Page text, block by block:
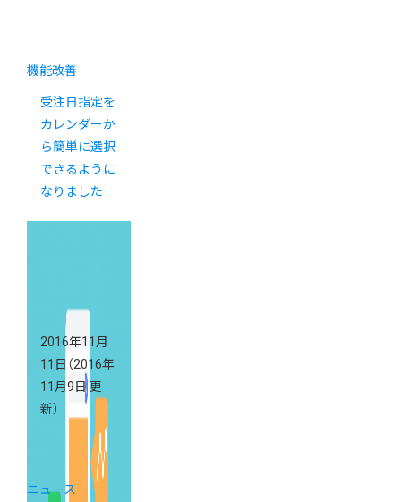
機能改善
受注日指定を
カレンダーか
ら簡単に選択
できるように
なりました
2016年11月
11日 （2016年
11月9日 更
新）
ニュース